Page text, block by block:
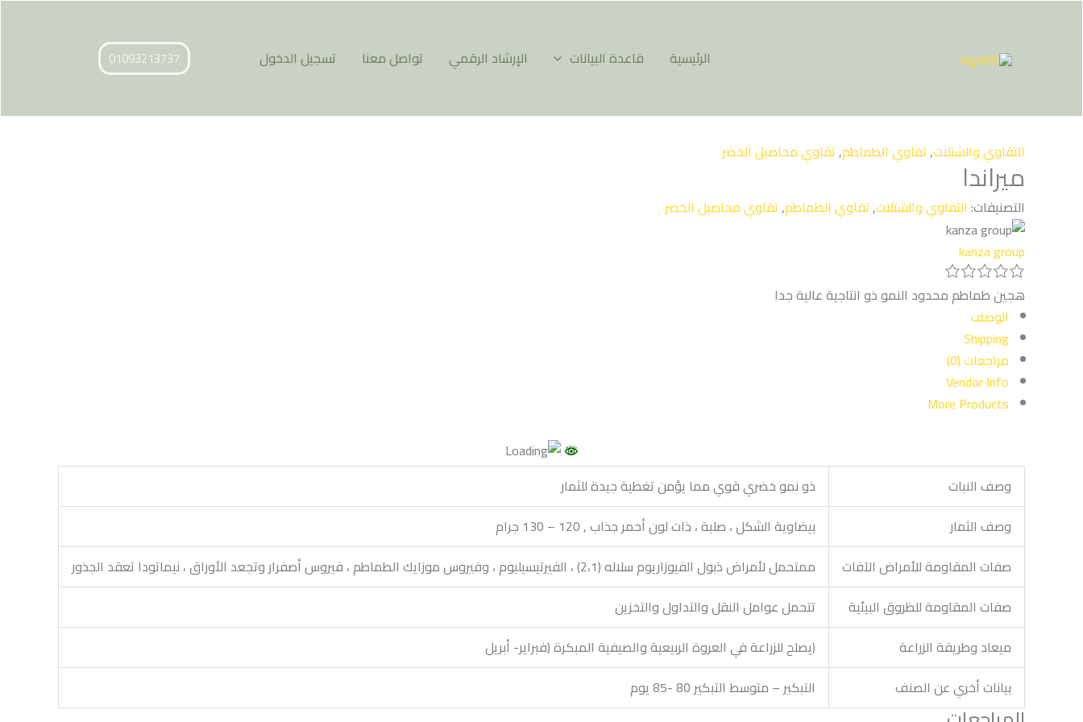
الرئيسية قاعدة البيانات الإرشاد الرقمي تواصل معنا تسجيل الدخول 01093213737
التقاوي والشتلات,تقاوي الطماطم,تقاوي محاصيل الخضر
ميراندا
التصنيفات: التقاوي والشتلات,تقاوي الطماطم,تقاوي محاصيل الخضر
kanza group
هجين طماطم محدود النمو ذو انتاجية عالية جدا
الوصف
Shipping
مراجعات (0)
Vendor Info
More Products
وصف النبات
ذو نمو خضري قوي مما يؤمن تغطية جيدة للثمار
وصف الثمار
بيضاوية الشكل ، صلبة ، ذات لون أحمر جذاب , 120 – 130 جرام
صفات المقاومة للأمراض الآفات
ممتحمل لأمراض ذبول الفيوزاريوم سلاله (2،1) ، الفيرتيسيليوم ، وفيروس موزايك الطماطم ، فيروس أصفرار وتجعد الأوراق ، نيماتودا تعقد الجذور
صفات المقاومة للظروق البيئية
تتحمل عوامل النقل والتداول والتخزين
ميعاد وطريقة الزراعة
(يصلح للزراعة في العروة الربيعية والصيفية المبكرة (فبراير- أبريل
بيانات أخري عن الصنف
التبكير – متوسط التبكير 80 -85 يوم